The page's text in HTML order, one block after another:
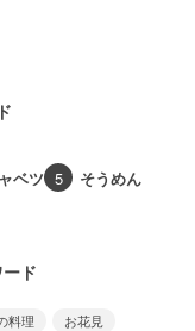
ベツ 5 そうめん
ド
料理
お花見